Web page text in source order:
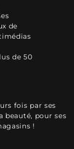
de
de 50
fois par ses
beauté, pour ses
!